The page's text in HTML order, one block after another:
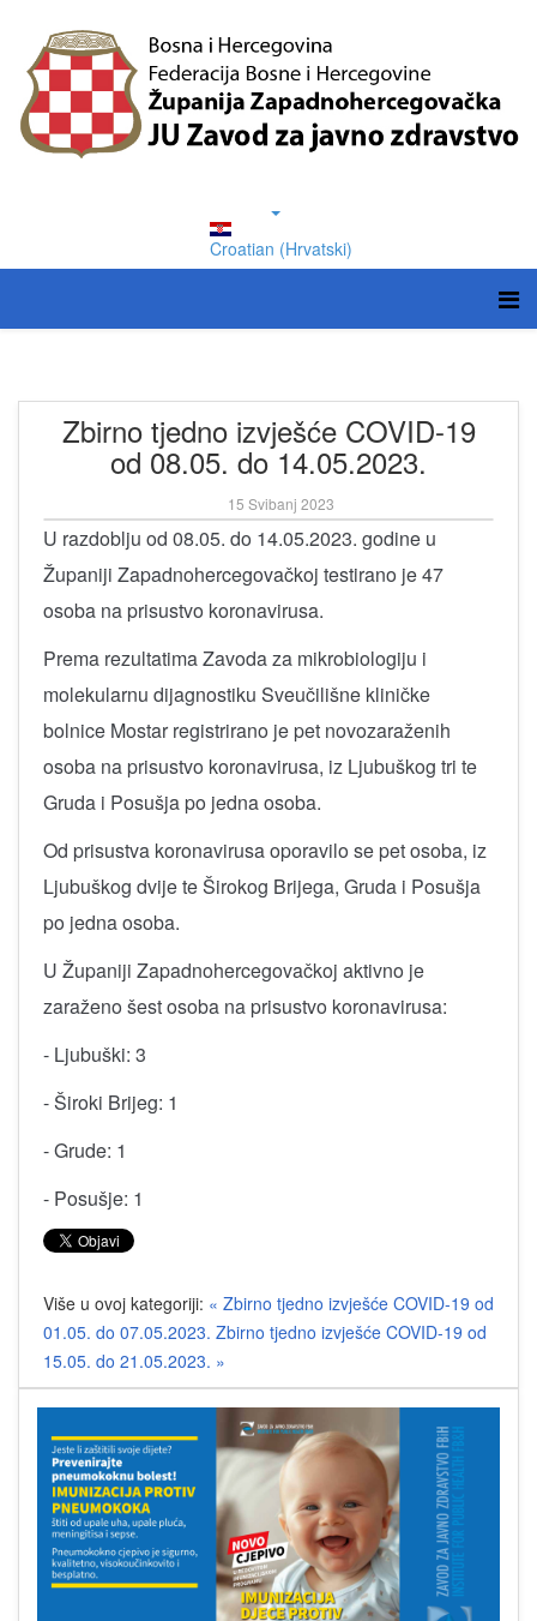
Croatian (Hrvatski)
Zbirno tjedno izvješće COVID-19
od 08.05. do 14.05.2023.
15 Svibanj 2023
U razdoblju od 08.05. do 14.05.2023. godine u
Županiji Zapadnohercegovačkoj testirano je 47
osoba na prisustvo koronavirusa.
Prema rezultatima Zavoda za mikrobiologiju i
molekularnu dijagnostiku Sveučilišne kliničke
bolnice Mostar registrirano je pet novozaraženih
osoba na prisustvo koronavirusa, iz Ljubuškog tri te
Gruda i Posušja po jedna osoba.
Od prisustva koronavirusa oporavilo se pet osoba, iz
Ljubuškog dvije te Širokog Brijega, Gruda i Posušja
po jedna osoba.
U Županiji Zapadnohercegovačkoj aktivno je
zaraženo šest osoba na prisustvo koronavirusa:
- Ljubuški: 3
- Široki Brijeg: 1
- Grude: 1
- Posušje: 1
Više u ovoj kategoriji: « Zbirno tjedno izvješće COVID-19 od
01.05. do 07.05.2023. Zbirno tjedno izvješće COVID-19 od
15.05. do 21.05.2023. »